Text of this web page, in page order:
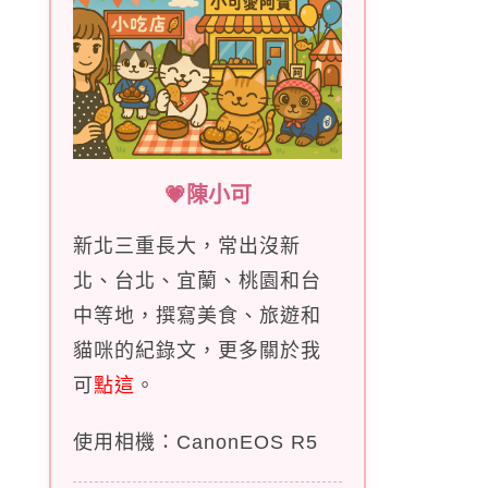
💗陳小可
新北三重長大，常出沒新
北、台北、宜蘭、桃園和台
中等地，撰寫美食、旅遊和
貓咪的紀錄文，更多關於我
可點這 。
使用相機：CanonEOS R5